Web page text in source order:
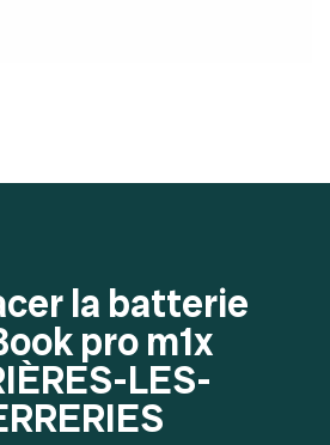
la batterie
pro m1x
LES-